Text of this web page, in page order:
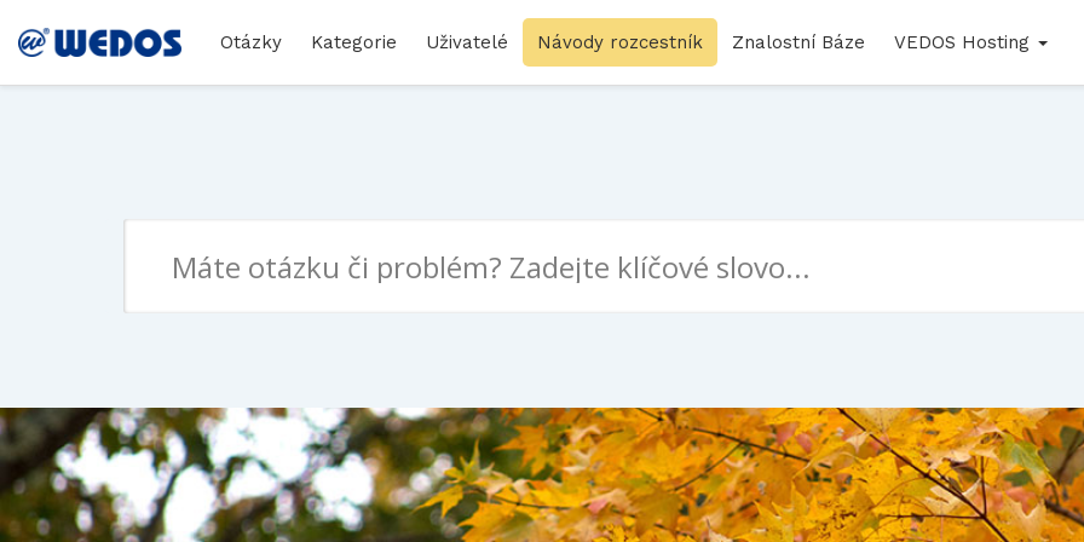
Otázky Kategorie Uživatelé Návody rozcestník Znalostní Báze VEDOS Hosting